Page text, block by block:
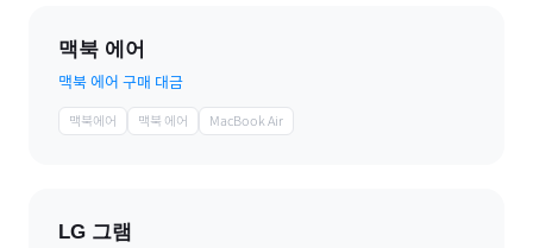
맥북 에어
맥북 에어 구매 대금
맥북에어 맥북 에어 MacBook Air
LG 그램